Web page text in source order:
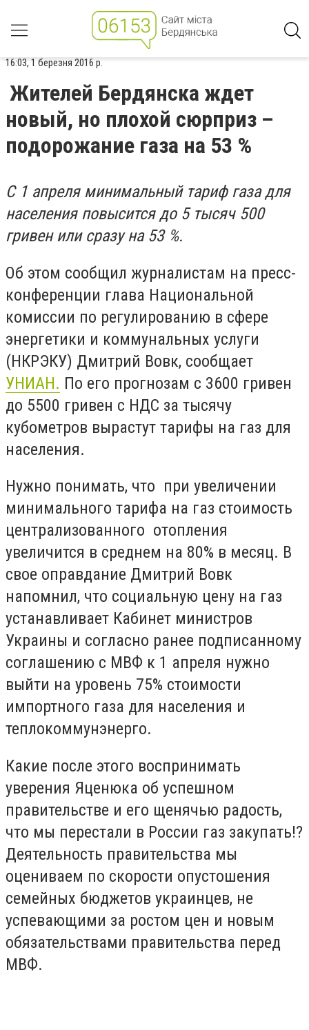
16:03, 1 березня 2016 р.
Жителей Бердянска ждет
новый, но плохой сюрприз –
подорожание газа на 53 %
С 1 апреля минимальный тариф газа для
населения повысится до 5 тысяч 500
гривен или сразу на 53 %.
Об этом сообщил журналистам на пресс-
конференции глава Национальной
комиссии по регулированию в сфере
энергетики и коммунальных услуги
(НКРЭКУ) Дмитрий Вовк, сообщает
УНИАН. По его прогнозам с 3600 гривен
до 5500 гривен с НДС за тысячу
кубометров вырастут тарифы на газ для
населения.
Нужно понимать, что при увеличении
минимального тарифа на газ стоимость
централизованного отопления
увеличится в среднем на 80% в месяц. В
свое оправдание Дмитрий Вовк
напомнил, что социальную цену на газ
устанавливает Кабинет министров
Украины и согласно ранее подписанному
соглашению с МВФ к 1 апреля нужно
выйти на уровень 75% стоимости
импортного газа для населения и
теплокоммунэнерго.
Какие после этого воспринимать
уверения Яценюка об успешном
правительстве и его щенячью радость,
что мы перестали в России газ закупать!?
Деятельность правительства мы
оцениваем по скорости опустошения
семейных бюджетов украинцев, не
успевающими за ростом цен и новым
обязательствами правительства перед
МВФ.